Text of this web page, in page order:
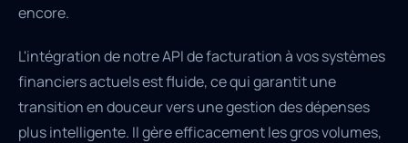
encore.
L'intégration de notre API de facturation à vos systèmes
financiers actuels est fluide, ce qui garantit une
transition en douceur vers une gestion des dépenses
plus intelligente. Il gère efficacement les gros volumes,